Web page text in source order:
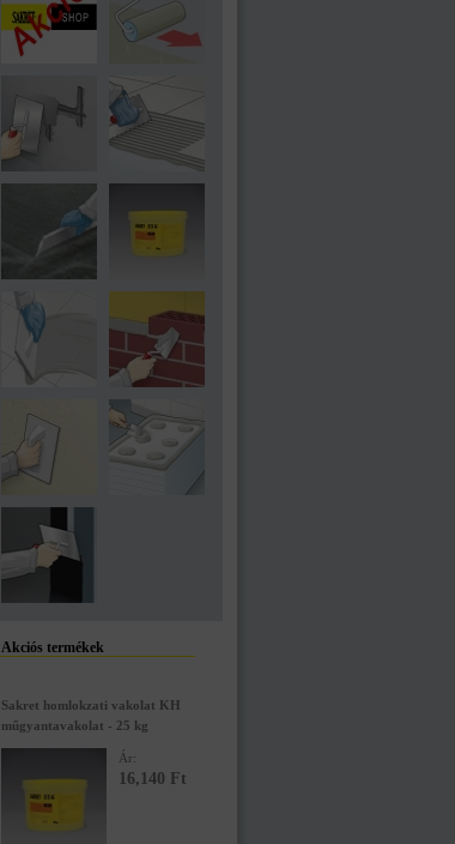
Akciós termékek
Sakret homlokzati vakolat KH
műgyantavakolat - 25 kg
Ár:
16,140 Ft